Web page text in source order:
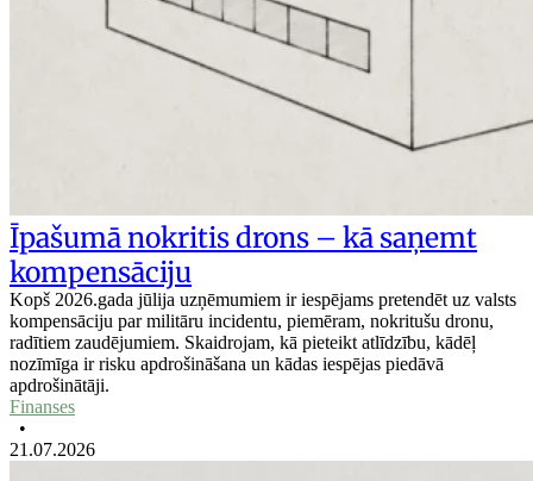
Īpašumā nokritis drons – kā saņemt
kompensāciju
Kopš 2026.gada jūlija uzņēmumiem ir iespējams pretendēt uz valsts
kompensāciju par militāru incidentu, piemēram, nokritušu dronu,
radītiem zaudējumiem. Skaidrojam, kā pieteikt atlīdzību, kādēļ
nozīmīga ir risku apdrošināšana un kādas iespējas piedāvā
apdrošinātāji.
Finanses
•
21.07.2026